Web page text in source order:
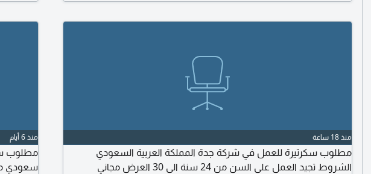
منذ 18 ساعة
مطلوب سكرتيرة للعمل في شركة جدة المملكة العربية السعودي
الشروط تجيد العمل على السن من 24 سنة الى 30 العرض مجاني
منذ 6 أيام
سعودي مع